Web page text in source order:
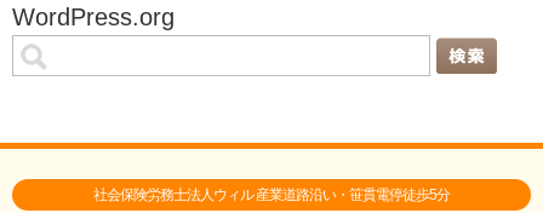
WordPress.org
社会保険労務士法人ウィル 産業道路沿い・笹貫電停徒歩5分